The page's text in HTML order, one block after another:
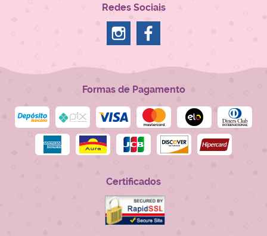
Redes Sociais
Formas de Pagamento
Certificados